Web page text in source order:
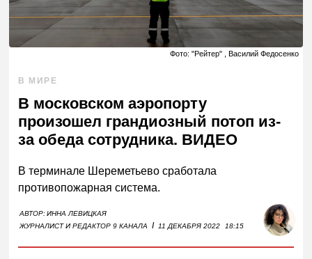
Фото: "Рейтер" , Василий Федосенко
В МИРЕ
В московском аэропорту
произошел грандиозный потоп из-
за обеда сотрудника. ВИДЕО
В терминале Шереметьево сработала
противопожарная система.
АВТОР:ИННА ЛЕВИЦКАЯ
ЖУРНАЛИСТ И РЕДАКТОР 9 КАНАЛА
I 11 ДЕКАБРЯ 2022 18:15